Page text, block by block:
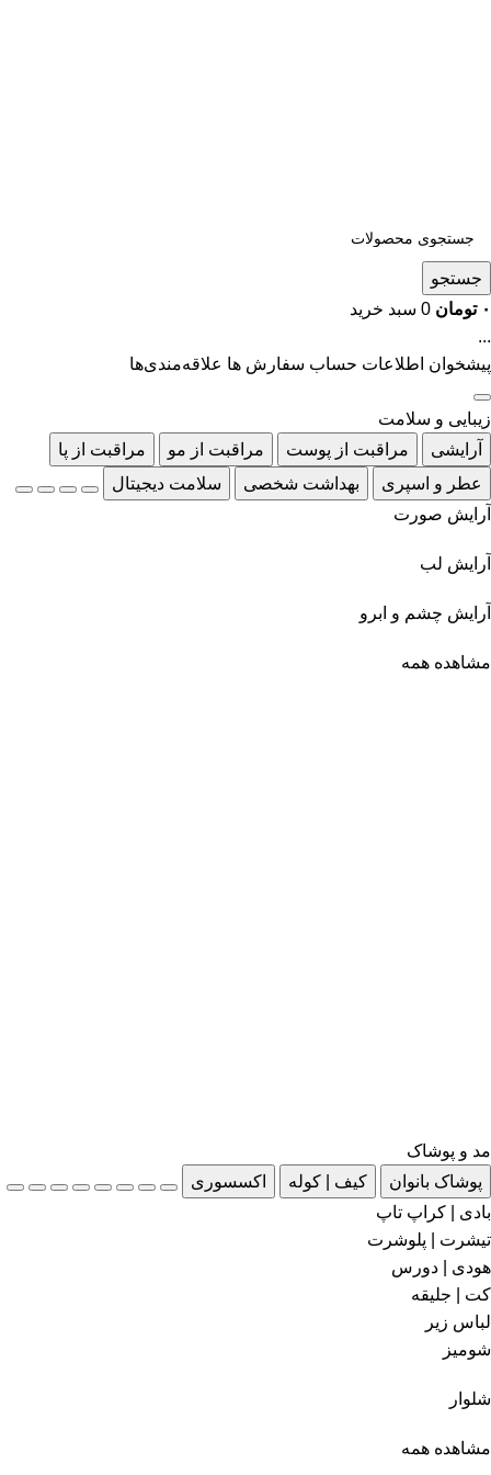
جستجو
۰ تومان 0 سبد خرید
...
پیشخوان اطلاعات حساب سفارش ها علاقه‌مندی‌ها
زیبایی و سلامت
آرایشی
مراقبت از پوست مراقبت از مو
مراقبت از پا
عطر و اسپری
بهداشت شخصی
سلامت دیجیتال
آرایش صورت
آرایش لب
آرایش چشم و ابرو
مشاهده همه
مد و پوشاک
پوشاک بانوان
کیف | کوله
اکسسوری
بادی | کراپ تاپ
تیشرت | پلوشرت
هودی | دورس
کت | جلیقه
لباس زیر
شومیز
شلوار
مشاهده همه